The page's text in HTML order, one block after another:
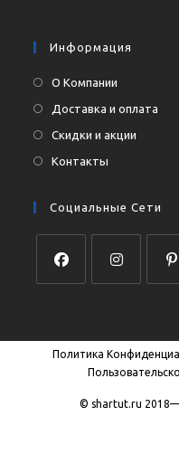
Информация
О Компании
Доставка и оплата
Скидки и акции
Контакты
Социальные Сети
новой
вкладке
новой
вкладке
Политика
© shartut.ru